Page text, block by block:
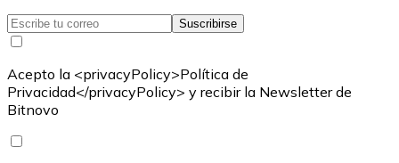
Suscribirse
Acepto la <privacyPolicy>Política de
Privacidad</privacyPolicy> y recibir la Newsletter de
Bitnovo